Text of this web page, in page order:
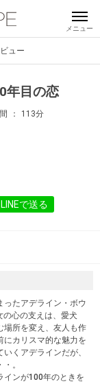
ュー
年目の恋
113分
LINEで送る
ったアデライン・ボウ
心の支えは、愛犬
場所を変え、友人も作
にカリスマ的な魅力を
くアデラインだが、
。
インが100年のときを